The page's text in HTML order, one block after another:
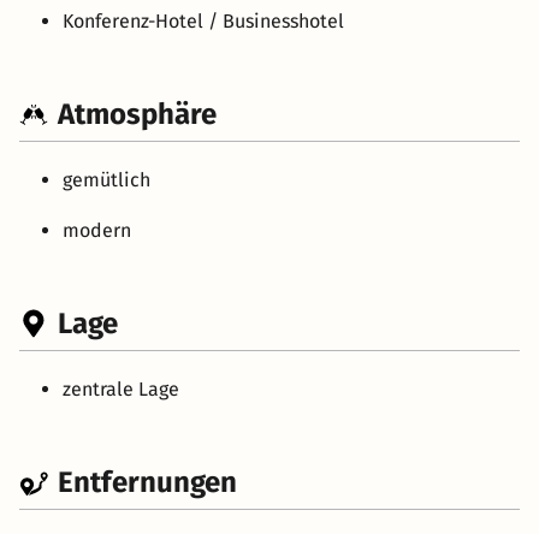
Konferenz-Hotel / Businesshotel
Atmosphäre
gemütlich
modern
Lage
zentrale Lage
Entfernungen